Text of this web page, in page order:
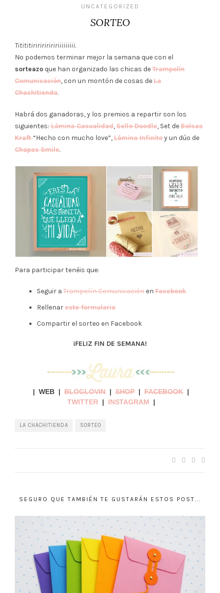
UNCATEGORIZED
SORTEO
Titititiririririririiiiiiiii.
No podemos terminar mejor la semana que con el
sorteazo que han organizado las chicas deTrampolín
Comunicación, con un montón de cosas deLa
Chachitienda.
Habrá dos ganadoras, y los premios a repartir son los
siguientes:Lámina Casualidad,Sello Doodle, Set deBolsas
Kraft“Hecho con mucho love”,Lámina Infinitoy un dúo de
Chapas Smile.
Para participar tenéis que:
Seguir a Trampolín Comunicación en Facebook
Rellenareste formulario
Compartir el sorteo en Facebook
¡FELIZ FIN DE SEMANA!
| WEB | BLOGLOVIN | SHOP | FACEBOOK |
TWITTER | INSTAGRAM |
LA CHACHITIENDA SORTEO
SEGURO QUE TAMBIÉN TE GUSTARÁN ESTOS POST...